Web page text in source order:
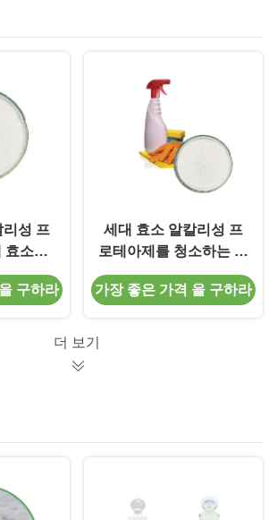
리성 프
효소를
백질을
구하라
세대 효소 알칼리성 프
로테아제를 청소하는 식
기 세척은 얼룩 때를 제
거합니다
가장 좋은 가격 을 구하라
더 보기